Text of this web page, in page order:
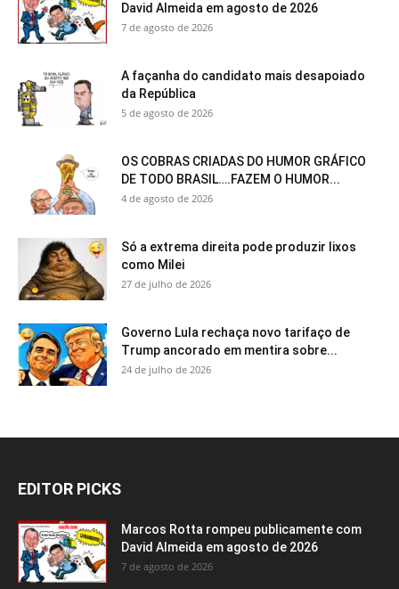
David Almeida em agosto de 2026
7 de agosto de 2026
A façanha do candidato mais desapoiado
da República
5 de agosto de 2026
OS COBRAS CRIADAS DO HUMOR GRÁFICO
DE TODO BRASIL….FAZEM O HUMOR...
4 de agosto de 2026
Só a extrema direita pode produzir lixos
como Milei
27 de julho de 2026
Governo Lula rechaça novo tarifaço de
Trump ancorado em mentira sobre...
24 de julho de 2026
EDITOR PICKS
Marcos Rotta rompeu publicamente com
David Almeida em agosto de 2026
7 de agosto de 2026